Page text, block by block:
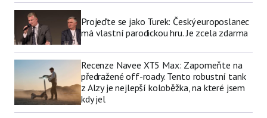
Projeďte se jako Turek: Český europoslanec
má vlastní parodickou hru. Je zcela zdarma
Recenze Navee XT5 Max: Zapomeňte na
předražené off-roady. Tento robustní tank
z Alzy je nejlepší koloběžka, na které jsem
kdy jel